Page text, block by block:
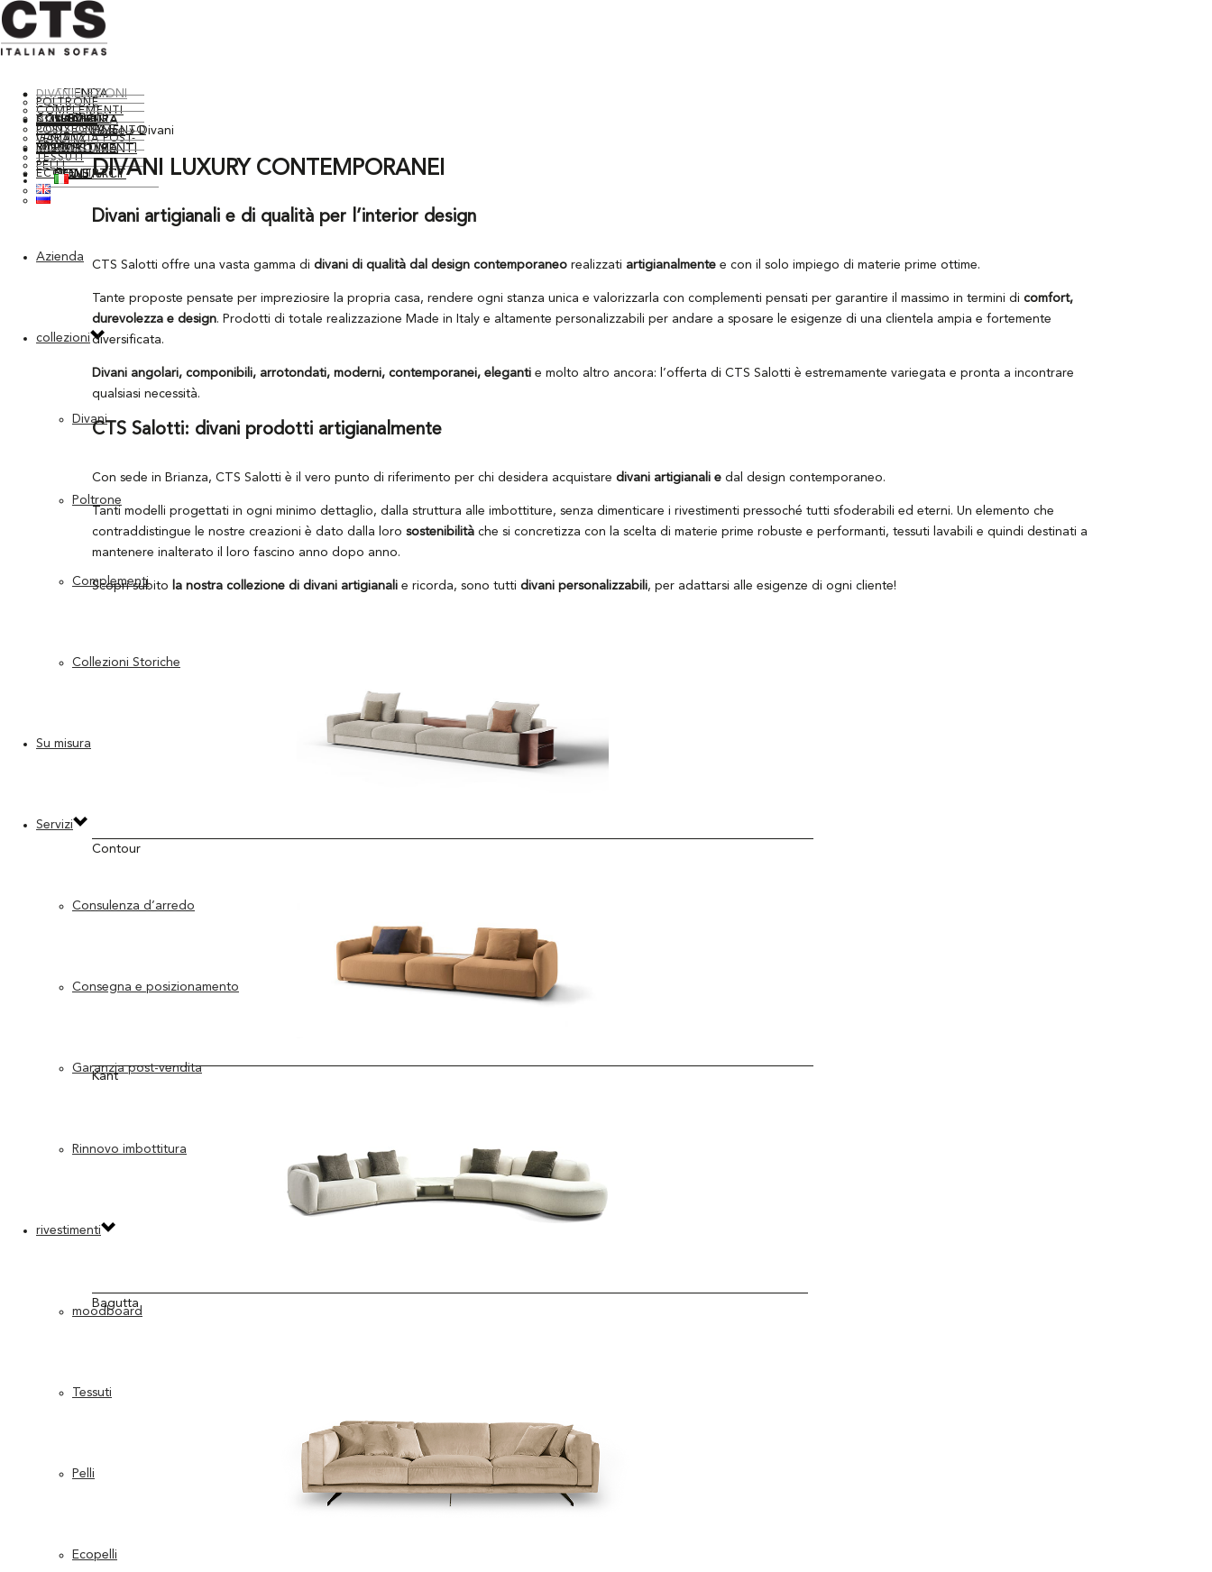
AZIENDA
COLLEZIONI
DIVANI
POLTRONE
COMPLEMENTI
COLLEZIONI STORICHE
SU MISURA
SERVIZI
CONSULENZA D’ARREDO
CONSEGNA E POSIZIONAMENTO
GARANZIA POST-VENDITA
RINNOVO IMBOTTITURA
RIVESTIMENTI
MOODBOARD
TESSUTI
PELLI
ECOPELLI
CONTRACT
NEWS
BLOG
CONTATTI
Azienda
collezioni
Divani
Poltrone
Complementi
Collezioni Storiche
Su misura
Servizi
Consulenza d’arredo
Consegna e posizionamento
Garanzia post-vendita
Rinnovo imbottitura
rivestimenti
moodboard
Tessuti
Pelli
Ecopelli
Home»Divani
DIVANI LUXURY CONTEMPORANEI
Divani artigianali e di qualità per l’interior design
CTS Salotti offre una vasta gamma di divani di qualità dal design contemporaneo realizzati artigianalmente e con il solo impiego di materie prime ottime.
Tante proposte pensate per impreziosire la propria casa, rendere ogni stanza unica e valorizzarla con complementi pensati per garantire il massimo in termini di comfort,
durevolezza e design. Prodotti di totale realizzazione Made in Italy e altamente personalizzabili per andare a sposare le esigenze di una clientela ampia e fortemente
diversificata.
Divani angolari, componibili, arrotondati, moderni, contemporanei, eleganti e molto altro ancora: l’offerta di CTS Salotti è estremamente variegata e pronta a incontrare
qualsiasi necessità.
CTS Salotti: divani prodotti artigianalmente
Con sede in Brianza, CTS Salotti è il vero punto di riferimento per chi desidera acquistare divani artigianali e dal design contemporaneo.
Tanti modelli progettati in ogni minimo dettaglio, dalla struttura alle imbottiture, senza dimenticare i rivestimenti pressoché tutti sfoderabili ed eterni. Un elemento che
contraddistingue le nostre creazioni è dato dalla loro sostenibilità che si concretizza con la scelta di materie prime robuste e performanti, tessuti lavabili e quindi destinati a
mantenere inalterato il loro fascino anno dopo anno.
Scopri subito la nostra collezione di divani artigianali e ricorda, sono tutti divani personalizzabili, per adattarsi alle esigenze di ogni cliente!
Contour
Kant
Bagutta